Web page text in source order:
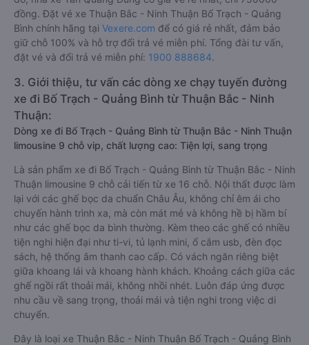
đồng. Đặt vé xe Thuận Bắc - Ninh Thuận Bố Trạch - Quảng
Bình chính hãng tại Vexere.com để có giá rẻ nhất, đảm bảo
giữ chỗ 100% và hỗ trợ đổi trả vé miễn phí. Tổng đài tư vấn,
đặt vé và đổi trả vé miễn phí: 1900 888684.
3. Giới thiệu, tư vấn các dòng xe chạy tuyến đường
xe đi Bố Trạch - Quảng Bình từ Thuận Bắc - Ninh
Thuận:
Dòng xe đi Bố Trạch - Quảng Bình từ Thuận Bắc - Ninh Thuận
limousine 9 chỗ vip, chất lượng cao: Tiện lợi, sang trọng
Là sản phẩm xe đi Bố Trạch - Quảng Bình từ Thuận Bắc - Ninh
Thuận limousine 9 chỗ cải tiến từ xe 16 chỗ. Nội thất được làm
lại với các ghế bọc da chuẩn Châu Âu, không chỉ êm ái cho
chuyến hành trình xa, mà còn mát mẻ và không hề bị hầm bí
như các ghế bọc da bình thường. Kèm theo các ghế có nhiều
tiện nghi hiện đại như ti-vi, tủ lạnh mini, ổ cắm usb, đèn đọc
sách, hệ thống âm thanh cao cấp. Có vách ngăn riêng biệt
giữa khoang lái và khoang hành khách. Khoảng cách giữa các
ghế ngồi rất thoải mái, không nhồi nhét. Luôn đáp ứng được
nhu cầu về sang trọng, thoải mái và tiện nghi trong việc di
chuyển.
Đây là loại xe Thuận Bắc - Ninh Thuận Bố Trạch - Quảng Bình